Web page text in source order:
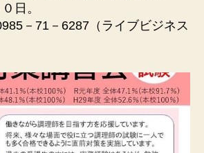
日。
－71－6287（ライブビジネス